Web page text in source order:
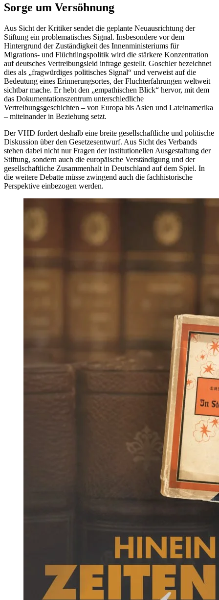
Sorge um Versöhnung
Aus Sicht der Kritiker sendet die geplante Neuausrichtung der
Stiftung ein problematisches Signal. Insbesondere vor dem
Hintergrund der Zuständigkeit des Innenministeriums für
Migrations- und Flüchtlingspolitik wird die stärkere Konzentration
auf deutsches Vertreibungsleid infrage gestellt. Goschler bezeichnet
dies als „fragwürdiges politisches Signal“ und verweist auf die
Bedeutung eines Erinnerungsortes, der Fluchterfahrungen weltweit
sichtbar mache. Er hebt den „empathischen Blick“ hervor, mit dem
das Dokumentationszentrum unterschiedliche
Vertreibungsgeschichten – von Europa bis Asien und Lateinamerika
– miteinander in Beziehung setzt.
Der VHD fordert deshalb eine breite gesellschaftliche und politische
Diskussion über den Gesetzesentwurf. Aus Sicht des Verbands
stehen dabei nicht nur Fragen der institutionellen Ausgestaltung der
Stiftung, sondern auch die europäische Verständigung und der
gesellschaftliche Zusammenhalt in Deutschland auf dem Spiel. In
die weitere Debatte müsse zwingend auch die fachhistorische
Perspektive einbezogen werden.